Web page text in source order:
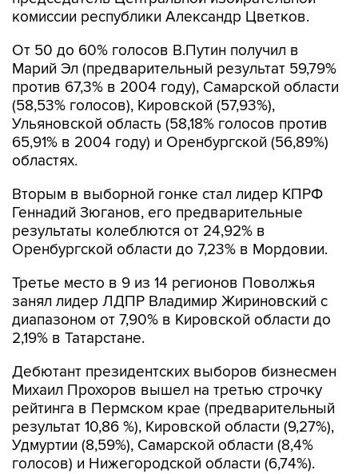
комиссии республики Александр Цветков.
От 50 до 60% голосов В.Путин получил в
Марий Эл (предварительный результат 59,79%
против 67,3% в 2004 году), Самарской области
(58,53% голосов), Кировской (57,93%),
Ульяновской область (58,18% голосов против
65,91% в 2004 году) и Оренбургской (56,89%)
областях.
Вторым в выборной гонке стал лидер КПРФ
Геннадий Зюганов, его предварительные
результаты колеблются от 24,92% в
Оренбургской области до 7,23% в Мордовии.
Третье место в 9 из 14 регионов Поволжья
занял лидер ЛДПР Владимир Жириновский с
диапазоном от 7,90% в Кировской области до
2,19% в Татарстане.
Дебютант президентских выборов бизнесмен
Михаил Прохоров вышел на третью строчку
рейтинга в Пермском крае (предварительный
результат 10,86 %), Кировской области (9,27%),
Удмуртии (8,59%), Самарской области (8,4%
голосов) и Нижегородской области (6,74%).